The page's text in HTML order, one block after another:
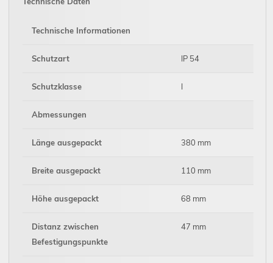
Technische Informationen
Schutzart IP 54
Schutzklasse I
Abmessungen
Länge ausgepackt 380 mm
Breite ausgepackt 110 mm
Höhe ausgepackt 68 mm
Distanz zwischen
Befestigungspunkte
47 mm